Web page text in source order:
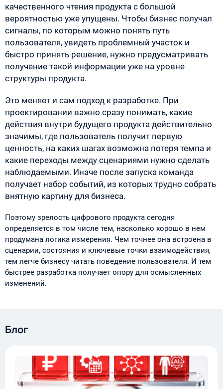
качественного чтения продукта с большой
вероятностью уже упущены. Чтобы бизнес получал
сигналы, по которым можно понять путь
пользователя, увидеть проблемный участок и
быстро принять решение, нужно предусматривать
получение такой информации уже на уровне
структуры продукта.
Это меняет и сам подход к разработке. При
проектировании важно сразу понимать, какие
действия внутри будущего продукта действительно
значимы, где пользователь получит первую
ценность, на каких шагах возможна потеря темпа и
какие переходы между сценариями нужно сделать
наблюдаемыми. Иначе после запуска команда
получает набор событий, из которых трудно собрать
внятную картину для бизнеса.
Поэтому зрелость цифрового продукта сегодня
определяется в том числе тем, насколько хорошо в нем
продумана логика измерения. Чем точнее она встроена в
сценарии, состояния и ключевые точки взаимодействия,
тем легче бизнесу читать поведение пользователя. И тем
быстрее разработка получает опору для осмысленных
изменений.
Блог